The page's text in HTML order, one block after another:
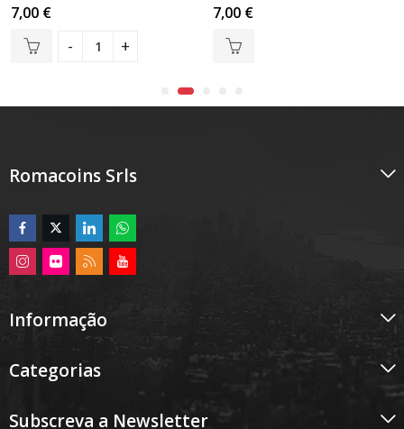
Avaliação
0
de
7,00 € Avaliação
0
de
7,00 €
Romacoins Srls
Informação
Categorias
Subscreva a Newsletter